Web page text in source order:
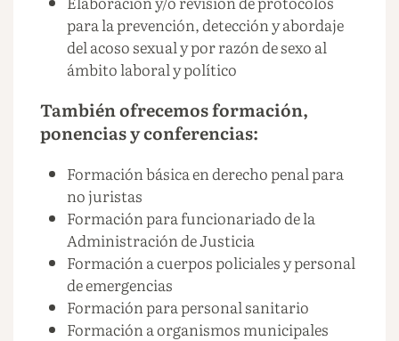
para la prevención, detección y abordaje
del acoso sexual y por razón de sexo al
ámbito laboral y político
También ofrecemos formación,
ponencias y conferencias:
Formación básica en derecho penal para
no juristas
Formación para funcionariado de la
Administración de Justicia
Formación a cuerpos policiales y personal
de emergencias
Formación para personal sanitario
Formación a organismos municipales